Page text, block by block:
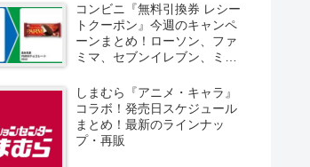
コンビニ『無料引換券 レシー
トクーポン』今週のキャンペ
ーンまとめ！ローソン、ファ
ミマ、セブンイレブン、ミニ
しまむら『アニメ・キャラ』
コラボ！発売日スケジュール
まとめ！最新のラインナッ
プ・再販